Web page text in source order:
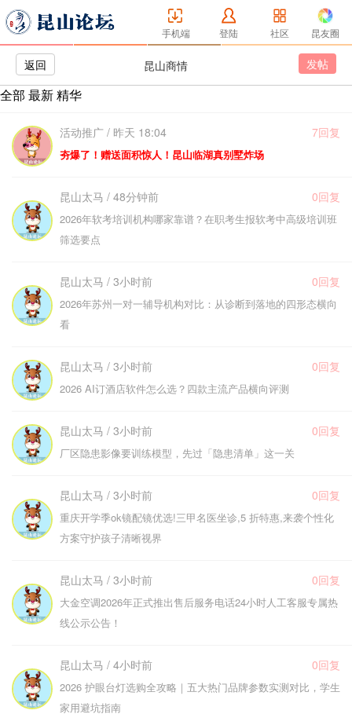
手机端 登陆 社区 昆友圈
返回 昆山商情 发帖
全部 最新精华
活动推广 / 昨天 18:04 7回复
夯爆了！赠送面积惊人！昆山临湖真别墅炸场
昆山太马 / 48分钟前 0回复
2026年软考培训机构哪家靠谱？在职考生报软考中高级培训班
筛选要点
昆山太马 / 3小时前 0回复
2026年苏州一对一辅导机构对比：从诊断到落地的四形态横向
看
昆山太马 / 3小时前 0回复
2026 AI订酒店软件怎么选？四款主流产品横向评测
昆山太马 / 3小时前 0回复
厂区隐患影像要训练模型，先过「隐患清单」这一关
昆山太马 / 3小时前 0回复
重庆开学季ok镜配镜优选!三甲名医坐诊,5 折特惠,来袭个性化
方案守护孩子清晰视界
昆山太马 / 3小时前 0回复
大金空调2026年正式推出售后服务电话24小时人工客服专属热
线公示公告！
昆山太马 / 4小时前 0回复
2026 护眼台灯选购全攻略｜五大热门品牌参数实测对比，学生
家用避坑指南